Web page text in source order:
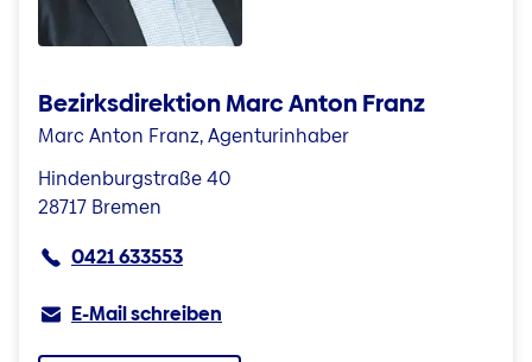
Bezirksdirektion Marc Anton Franz
Marc Anton Franz, Agenturinhaber
Hindenburgstraße 40
28717 Bremen
0421 633553
E-Mail schreiben